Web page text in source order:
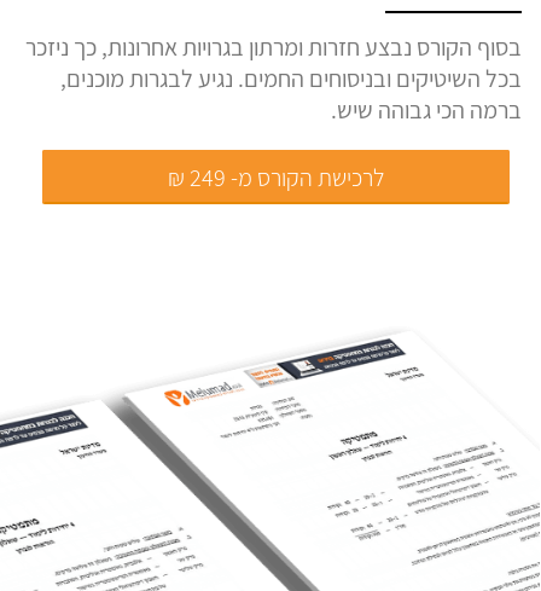
בסוף הקורס נבצע חזרות ומרתון בגרויות אחרונות, כך ניזכר
בכל השיטיקים ובניסוחים החמים. נגיע לבגרות מוכנים,
ברמה הכי גבוהה שיש.
לרכישת הקורס מ- 249 ₪